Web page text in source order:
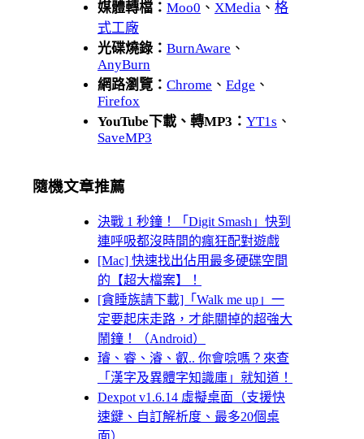
媒體轉檔： Moo0 、 XMedia 、 格
式工廠
光碟燒錄： BurnAware 、
AnyBurn
網路瀏覽： Chrome 、 Edge 、
Firefox
YouTube下載、轉MP3： YT1s 、
SaveMP3
隨機文章推薦
決戰 1 秒鐘！「Digit Smash」快到
連呼吸都沒時間的瘋狂配對遊戲
[Mac] 快速找出佔用最多硬碟空間
的【超大檔案】！
[貪睡族請下載]「Walk me up」一
定要起床走路，才能關掉的超強大
鬧鐘！（Android）
璿、睿、濬、叡.. 你會唸嗎？來查
「漢字及異體字知識庫」就知道！
Dexpot v1.6.14 虛擬桌面（支援快
速鍵、自訂解析度、最多20個桌